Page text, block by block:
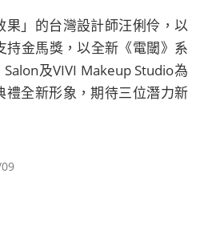
果」的台灣設計師汪俐伶，以
持金馬獎，以全新《電閾》系
及VIVI Makeup Studio為
禮全新形象，期待三位潛力新